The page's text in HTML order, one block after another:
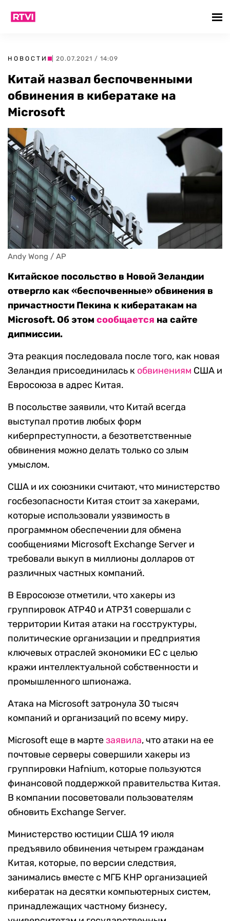
НОВОСТИ | 20.07.2021 / 14:09
Китай назвал беспочвенными
обвинения в кибератаке на
Microsoft
Andy Wong / AP
Китайское посольство в Новой Зеландии
отвергло как «беспочвенные» обвинения в
причастности Пекина к кибератакам на
Microsoft. Об этом сообщается на сайте
дипмиссии.
Эта реакция последовала после того, как новая
Зеландия присоединилась к обвинениям США и
Евросоюза в адрес Китая.
В посольстве заявили, что Китай всегда
выступал против любых форм
киберпреступности, а безответственные
обвинения можно делать только со злым
умыслом.
США и их союзники считают, что министерство
госбезопасности Китая стоит за хакерами,
которые использовали уязвимость в
программном обеспечении для обмена
сообщениями Microsoft Exchange Server и
требовали выкуп в миллионы долларов от
различных частных компаний.
В Евросоюзе отметили, что хакеры из
группировок ATP40 и ATP31 совершали с
территории Китая атаки на госструктуры,
политические организации и предприятия
ключевых отраслей экономики ЕС с целью
кражи интеллектуальной собственности и
промышленного шпионажа.
Атака на Microsoft затронула 30 тысяч
компаний и организаций по всему миру.
Microsoft еще в мартезаявила, что атаки на ее
почтовые серверы совершили хакеры из
группировки Hafnium, которые пользуются
финансовой поддержкой правительства Китая.
В компании посоветовали пользователям
обновить Exchange Server.
Министерство юстиции США 19 июля
предъявило обвинения четырем гражданам
Китая, которые, по версии следствия,
занимались вместе с МГБ КНР организацией
кибератак на десятки компьютерных систем,
принадлежащих частному бизнесу,